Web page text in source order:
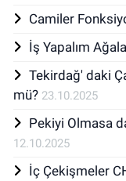
Camiler
İş Yapalım
Tekirdağ' daki
mü? 23.10.2025
Pekiyi Olmasa
12.10.2025
İç Çekişmeler